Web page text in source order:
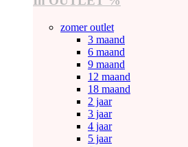
zomer outlet
3 maand
6 maand
9 maand
12 maand
18 maand
2 jaar
3 jaar
4 jaar
5 jaar